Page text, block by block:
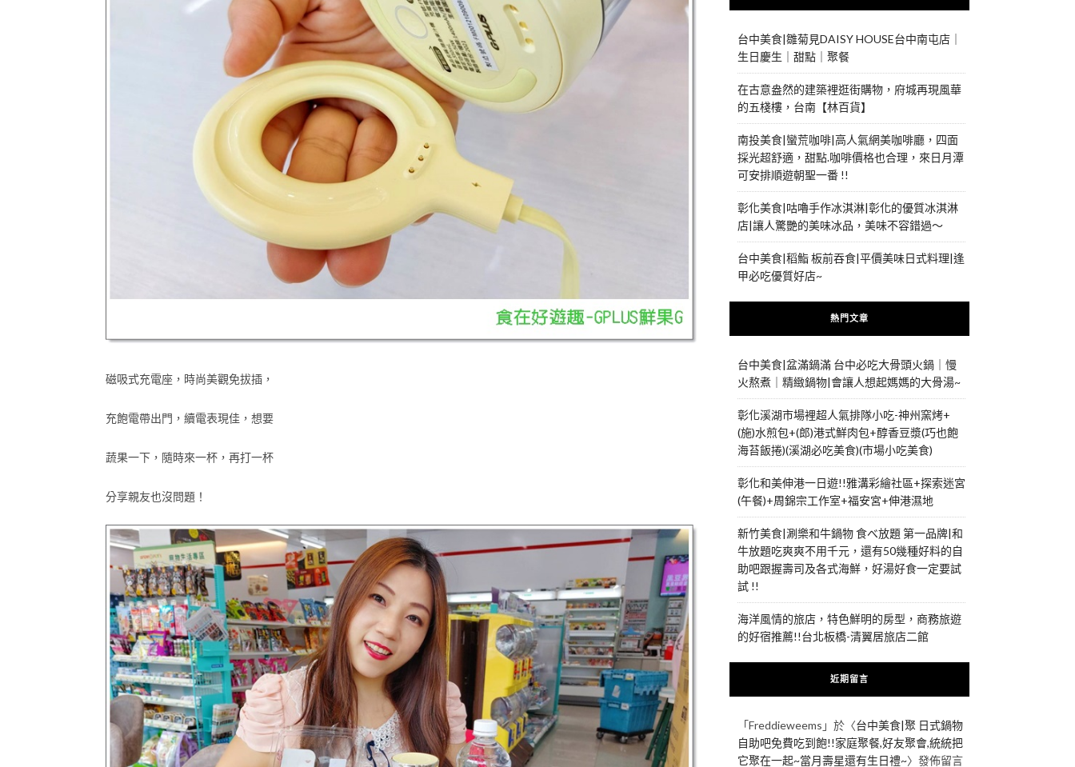
磁吸式充電座，時尚美觀免拔插，
充飽電帶出門，續電表現佳，想要
蔬果一下，隨時來一杯，再打一杯
分享親友也沒問題！
台中美食|雛菊見DAISY HOUSE台中南屯店｜
生日慶生｜甜點｜聚餐
在古意盎然的建築裡逛街購物，府城再現風華
的五棧樓，台南【林百貨】
南投美食|蠻荒咖啡|高人氣網美咖啡廳，四面
採光超舒適，甜點.咖啡價格也合理，來日月潭
可安排順遊朝聖一番 !!
彰化美食|咕嚕手作冰淇淋|彰化的優質冰淇淋
店|讓人驚艷的美味冰品，美味不容錯過～
台中美食|稻鮨 板前吞食|平價美味日式料理|逢
甲必吃優質好店~
熱門文章
台中美食|盆滿鍋滿 台中必吃大骨頭火鍋｜慢
火熬煮｜精緻鍋物|會讓人想起媽媽的大骨湯~
彰化溪湖市場裡超人氣排隊小吃-神州窯烤+
(施)水煎包+(郎)港式鮮肉包+醇香豆漿(巧也飽
海苔飯捲)(溪湖必吃美食)(市場小吃美食)
彰化和美伸港一日遊!!雅溝彩繪社區+探索迷宮
(午餐)+周錦宗工作室+福安宮+伸港濕地
新竹美食|涮樂和牛鍋物 食べ放題 第一品牌|和
牛放題吃爽爽不用千元，還有50幾種好料的自
助吧跟握壽司及各式海鮮，好湯好食一定要試
試 !!
海洋風情的旅店，特色鮮明的房型，商務旅遊
的好宿推薦!!台北板橋-清翼居旅店二館
近期留言
「Freddieweems 」於〈台中美食|聚 日式鍋物
自助吧免費吃到飽!!家庭聚餐,好友聚會,統統把
它聚在一起~當月壽星還有生日禮~〉發佈留言